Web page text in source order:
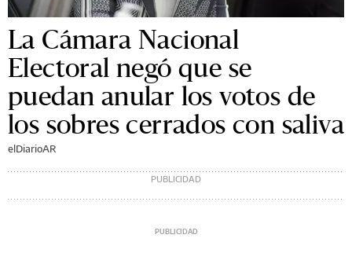
La Cámara Nacional
Electoral negó que se
puedan anular los votos de
los sobres cerrados con saliva
elDiarioAR